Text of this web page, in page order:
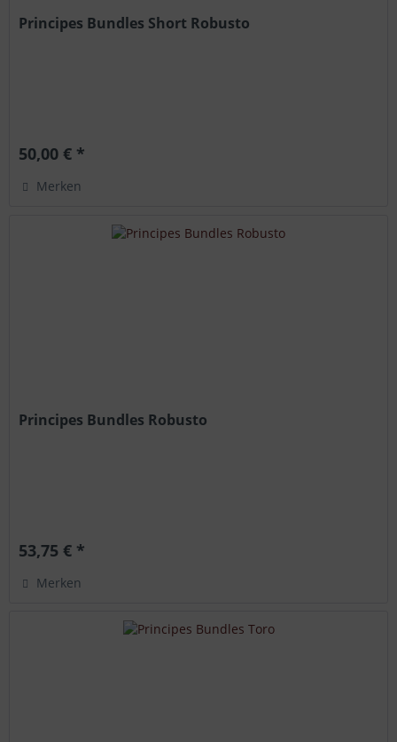
Principes Bundles Short Robusto
50,00 € *
Merken
Principes Bundles Robusto
53,75 € *
Merken